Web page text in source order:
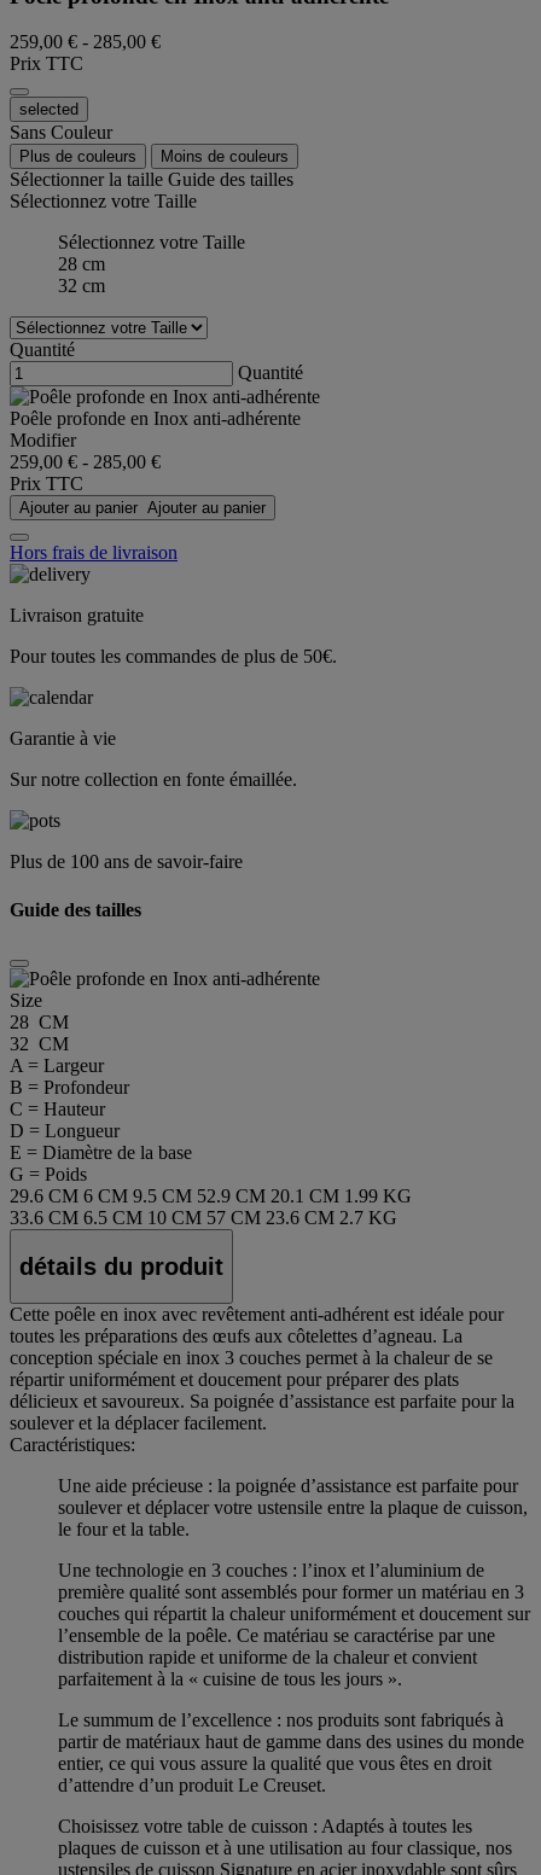
259,00 € - 285,00 €
Prix TTC
selected
Sans Couleur
Plus de couleurs Moins de couleurs
Sélectionner la taille Guide des tailles
Sélectionnez votre Taille
Sélectionnez votre Taille
28 cm
32 cm
Quantité
Quantité
Poêle profonde en Inox anti-adhérente
Modifier
259,00 € - 285,00 €
Prix TTC
Ajouter au panier Ajouter au panier
Hors frais de livraison
Livraison gratuite
Pour toutes les commandes de plus de 50€.
Garantie à vie
Sur notre collection en fonte émaillée.
Plus de 100 ans de savoir-faire
Guide des tailles
Size
28 CM
32 CM
A = Largeur
B = Profondeur
C = Hauteur
D = Longueur
E = Diamètre de la base
G = Poids
29.6 CM 6 CM 9.5 CM 52.9 CM 20.1 CM 1.99 KG
33.6 CM 6.5 CM 10 CM 57 CM 23.6 CM 2.7 KG
détails du produit
Cette poêle en inox avec revêtement anti-adhérent est idéale pour
toutes les préparations des œufs aux côtelettes d’agneau. La
conception spéciale en inox 3 couches permet à la chaleur de se
répartir uniformément et doucement pour préparer des plats
délicieux et savoureux. Sa poignée d’assistance est parfaite pour la
soulever et la déplacer facilement.
Caractéristiques:
Une aide précieuse : la poignée d’assistance est parfaite pour
soulever et déplacer votre ustensile entre la plaque de cuisson,
le four et la table.
Une technologie en 3 couches : l’inox et l’aluminium de
première qualité sont assemblés pour former un matériau en 3
couches qui répartit la chaleur uniformément et doucement sur
l’ensemble de la poêle. Ce matériau se caractérise par une
distribution rapide et uniforme de la chaleur et convient
parfaitement à la « cuisine de tous les jours ».
Le summum de l’excellence : nos produits sont fabriqués à
partir de matériaux haut de gamme dans des usines du monde
entier, ce qui vous assure la qualité que vous êtes en droit
d’attendre d’un produit Le Creuset.
Choisissez votre table de cuisson : Adaptés à toutes les
plaques de cuisson et à une utilisation au four classique, nos
ustensiles de cuisson Signature en acier inoxydable sont sûrs